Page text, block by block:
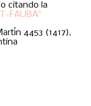
citando la
FAUBA"
4453 (1417),